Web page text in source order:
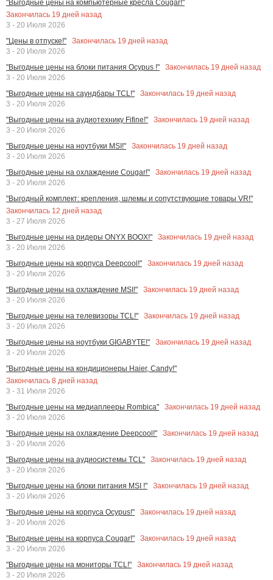
"Выгодные цены на компьютерные кресла Cougar!"
Закончилась 19 дней назад
3 - 20 Июля 2026
"Цены в отпуске!"
Закончилась 19 дней назад
3 - 20 Июля 2026
"Выгодные цены на блоки питания Ocypus !"
Закончилась 19 дней назад
3 - 20 Июля 2026
"Выгодные цены на саундбары TCL!"
Закончилась 19 дней назад
3 - 20 Июля 2026
"Выгодные цены на аудиотехнику Fifine!"
Закончилась 19 дней назад
3 - 20 Июля 2026
"Выгодные цены на ноутбуки MSI!"
Закончилась 19 дней назад
3 - 20 Июля 2026
"Выгодные цены на охлаждение Cougar!"
Закончилась 19 дней назад
3 - 20 Июля 2026
"Выгодный комплект: крепления, шлемы и сопутствующие товары VR!"
Закончилась 12 дней назад
3 - 27 Июля 2026
"Выгодные цены на ридеры ONYX BOOX!"
Закончилась 19 дней назад
3 - 20 Июля 2026
"Выгодные цены на корпуса Deepcool!"
Закончилась 19 дней назад
3 - 20 Июля 2026
"Выгодные цены на охлаждение MSI!"
Закончилась 19 дней назад
3 - 20 Июля 2026
"Выгодные цены на телевизоры TCL!"
Закончилась 19 дней назад
3 - 20 Июля 2026
"Выгодные цены на ноутбуки GIGABYTE!"
Закончилась 19 дней назад
3 - 20 Июля 2026
"Выгодные цены на кондиционеры Haier, Candy!"
Закончилась 8 дней назад
3 - 31 Июля 2026
"Выгодные цены на медиаплееры Rombica"
Закончилась 19 дней назад
3 - 20 Июля 2026
"Выгодные цены на охлаждение Deepcool!"
Закончилась 19 дней назад
3 - 20 Июля 2026
"Выгодные цены на аудиосистемы TCL"
Закончилась 19 дней назад
3 - 20 Июля 2026
"Выгодные цены на блоки питания MSI !"
Закончилась 19 дней назад
3 - 20 Июля 2026
"Выгодные цены на корпуса Ocypus!"
Закончилась 19 дней назад
3 - 20 Июля 2026
"Выгодные цены на корпуса Cougar!"
Закончилась 19 дней назад
3 - 20 Июля 2026
"Выгодные цены на мониторы TCL!"
Закончилась 19 дней назад
3 - 20 Июля 2026